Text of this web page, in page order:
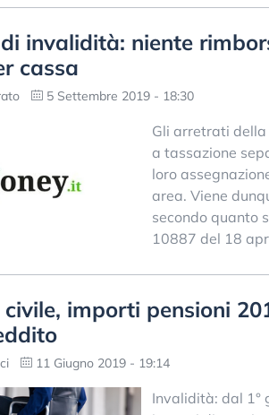
invalidità: niente
cassa
5 Settembre 2019 - 18:30
Gli arretrati
a tassazione
loro
area. Viene
secondo quanto
10887 del 18
importi pensioni
11 Giugno 2019 - 19:14
Invalidità: dal 1°